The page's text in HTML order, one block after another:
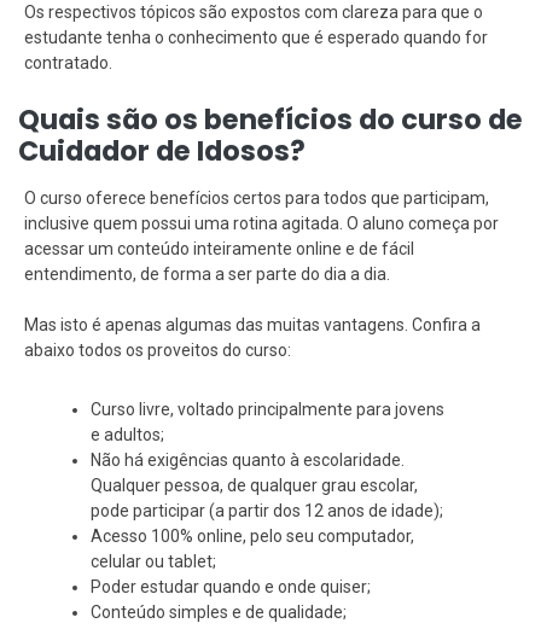
Os respectivos tópicos são expostos com clareza para que o
estudante tenha o conhecimento que é esperado quando for
contratado.
Quais são os benefícios do curso de
Cuidador de Idosos?
O curso oferece benefícios certos para todos que participam,
inclusive quem possui uma rotina agitada. O aluno começa por
acessar um conteúdo inteiramente online e de fácil
entendimento, de forma a ser parte do dia a dia.
Mas isto é apenas algumas das muitas vantagens. Confira a
abaixo todos os proveitos do curso:
Curso livre, voltado principalmente para jovens
e adultos;
Não há exigências quanto à escolaridade.
Qualquer pessoa, de qualquer grau escolar,
pode participar (a partir dos 12 anos de idade);
Acesso 100% online, pelo seu computador,
celular ou tablet;
Poder estudar quando e onde quiser;
Conteúdo simples e de qualidade;